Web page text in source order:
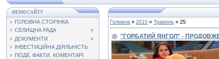
МЕНЮ САЙТУ
ГОЛОВНА СТОРІНКА
СЕЛИЩНА РАДА
ДОКУМЕНТИ
ІНВЕСТИЦІЙНА ДІЯЛЬНІСТЬ
ПОДІЇ, ФАКТИ, КОМЕНТАРІ
Головна » 2015 » Травень » 25
"ГОРБАТИЙ ЯНГОЛ" -